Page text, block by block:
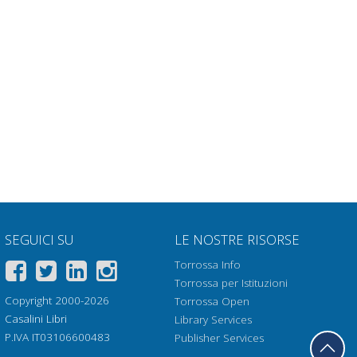
SEGUICI SU
Copyright 2000-2026
Casalini Libri
P.IVA IT03106600483
LE NOSTRE RISORSE
Torrossa Info
Torrossa per Istituzioni
Torrossa Open
Library Services
Publisher Services